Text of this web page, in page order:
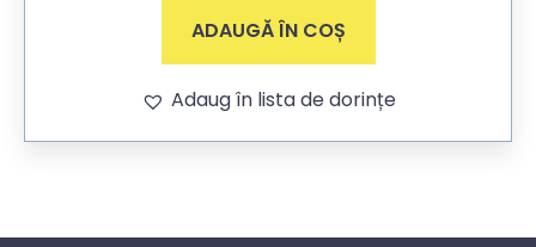
ADAUGĂ ÎN COȘ
Adaug în lista de dorințe